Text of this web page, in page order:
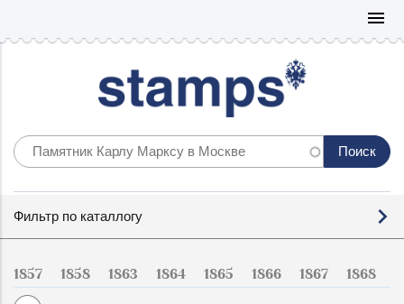
menu
по
Фильтр по каталлогу
1857 1858 1863 1864 1865 1866 1867 1868